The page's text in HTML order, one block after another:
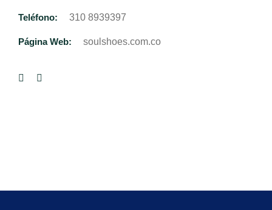
Teléfono: 310 8939397
Página Web: soulshoes.com.co